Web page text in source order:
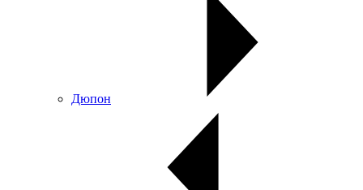
Дюпон